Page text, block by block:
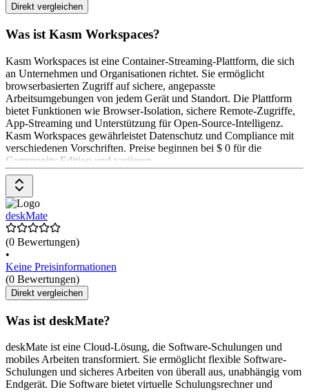
Direkt vergleichen
Was ist Kasm Workspaces?
Kasm Workspaces ist eine Container-Streaming-Plattform, die sich
an Unternehmen und Organisationen richtet. Sie ermöglicht
browserbasierten Zugriff auf sichere, angepasste
Arbeitsumgebungen von jedem Gerät und Standort. Die Plattform
bietet Funktionen wie Browser-Isolation, sichere Remote-Zugriffe,
App-Streaming und Unterstützung für Open-Source-Intelligenz.
Kasm Workspaces gewährleistet Datenschutz und Compliance mit
verschiedenen Vorschriften. Preise beginnen bei $ 0 für die
Community Edition und variieren
deskMate
(0 Bewertungen)
•
Keine Preisinformationen
(0 Bewertungen)
Direkt vergleichen
Was ist deskMate?
deskMate ist eine Cloud-Lösung, die Software-Schulungen und
mobiles Arbeiten transformiert. Sie ermöglicht flexible Software-
Schulungen und sicheres Arbeiten von überall aus, unabhängig vom
Endgerät. Die Software bietet virtuelle Schulungsrechner und